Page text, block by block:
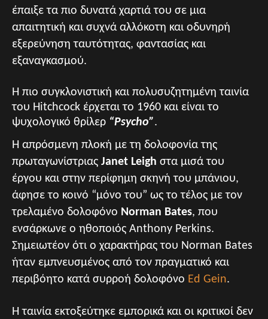
έπαιξε τα πιο δυνατά χαρτιά του σε μια
απαιτητική και συχνά αλλόκοτη και οδυνηρή
εξερεύνηση ταυτότητας, φαντασίας και
εξαναγκασμού.
Η πιο συγκλονιστική και πολυσυζητημένη ταινία
του Hitchcock έρχεται το 1960 και είναι το
ψυχολογικό θρίλερ “Psycho”.
Η απρόσμενη πλοκή με τη δολοφονία της
πρωταγωνίστριας Janet Leigh στα μισά του
έργου και στην περίφημη σκηνή του μπάνιου,
άφησε το κοινό “μόνο του” ως το τέλος με τον
τρελαμένο δολοφόνο Norman Bates, που
ενσάρκωνε ο ηθοποιός Anthony Perkins.
Σημειωτέον ότι ο χαρακτήρας του Norman Bates
ήταν εμπνευσμένος από τον πραγματικό και
περιβόητο κατά συρροή δολοφόνο Ed Gein.
Η ταινία εκτοξεύτηκε εμπορικά και οι κριτικοί δεν